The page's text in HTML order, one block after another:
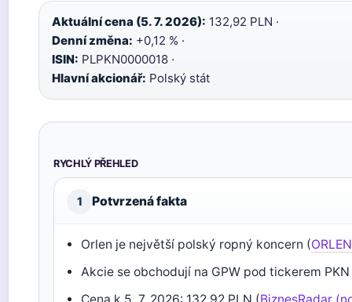
Aktuální cena (5. 7. 2026): 132,92 PLN ·
Denní změna: +0,12 % ·
ISIN: PLPKN0000018 ·
Hlavní akcionář: Polský stát
RYCHLÝ PŘEHLED
1 Potvrzená fakta
Orlen je největší polský ropný koncern (
Akcie se obchodují na GPW pod tickerem